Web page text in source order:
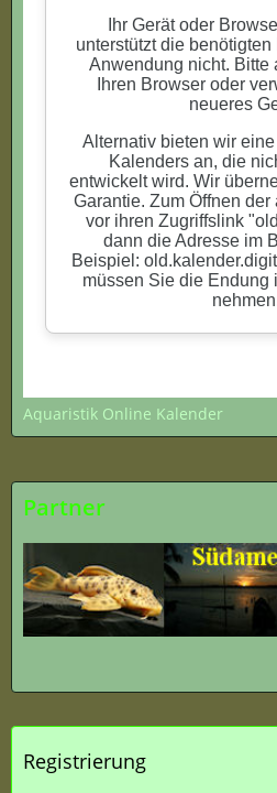
Aquaristik Online Kalender
Partner
Registrierung